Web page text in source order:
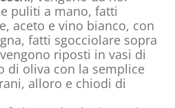
puliti a mano, fatti
aceto e vino bianco, con
fatti sgocciolare sopra
riposti in vasi di
di oliva con la semplice
alloro e chiodi di